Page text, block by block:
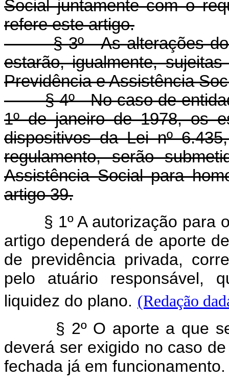
Social juntamente com o
refere este artigo.
§ 3º - As alterações dos
estarão, igualmente,
Previdência e Assistência
§ 4º - No caso de
1º de janeiro de 1978, os
dispositivos da Lei nº
regulamento, serão
Assistência Social para
artigo 39.
§ 1º A autorização para
artigo dependerá de aporte
de previdência privada,
pelo atuário responsável,
liquidez do plano. (Redação
§ 2º O aporte a que se
deverá ser exigido no caso
fechada já em funcionamento.